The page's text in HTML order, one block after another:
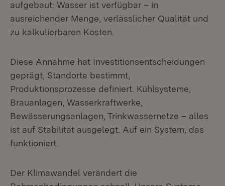
aufgebaut: Wasser ist verfügbar – in
ausreichender Menge, verlässlicher Qualität und
zu kalkulierbaren Kosten.
Diese Annahme hat Investitionsentscheidungen
geprägt, Standorte bestimmt,
Produktionsprozesse definiert. Kühlsysteme,
Brauanlagen, Wasserkraftwerke,
Bewässerungsanlagen, Trinkwassernetze – alles
ist auf Stabilität ausgelegt. Auf ein System, das
funktioniert.
Der Klimawandel verändert die